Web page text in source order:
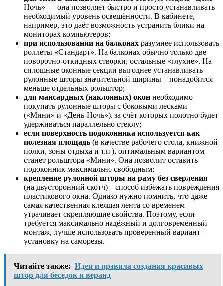
Ночь» — она позволяет быстро и просто устанавливать
необходимый уровень освещённости. В кабинете,
например, это даёт возможность устранить блики на
мониторах компьютеров;
при использовании на балконах разумнее использовать
роллеты «Стандарт». На балконах обычно только две
поворотно-откидных створки, остальные «глухие». На
сплошные оконные секции выгоднее устанавливать
рулонные шторы значительной ширины – понадобится
меньше отдельных рольштор;
для мансардных (наклонных) окон необходимо
покупать рулонные шторы с боковыми лесками
(«Мини» и «День-Ночь»), за счёт которых полотно будет
удерживаться параллельно стеклу;
если поверхность подоконника используется как
полезная площадь (в качестве рабочего стола, книжной
полки, зоны отдыха и т.п.), оптимальным вариантом
станет рольштора «Мини». Она позволит оставить
подоконник максимально свободным;
крепление рулонной шторы на раму без сверления
(на двусторонний скотч) – способ избежать повреждения
пластикового окна. Однако нужно помнить, что даже
самая качественная клеящая лента со временем
утрачивает скрепляющие свойства. Поэтому, если
требуется максимально надёжный и долговременный
монтаж, лучше использовать проверенный вариант –
установку на саморезы.
Читайте также: Идеи и правила создания красивых
штор для беседок и веранд